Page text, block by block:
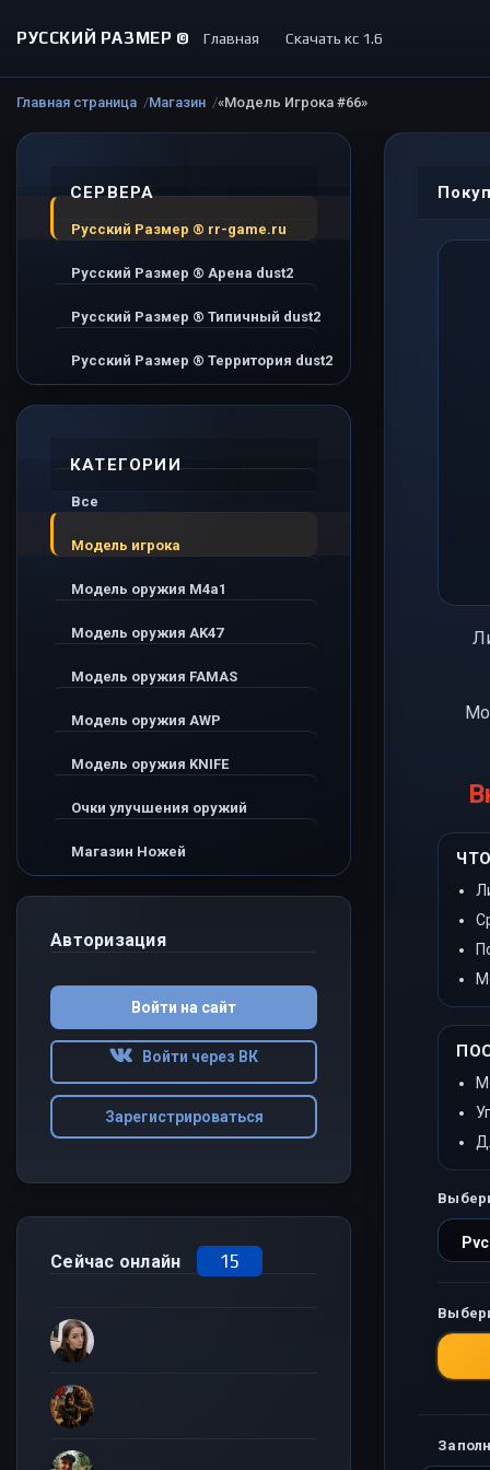
РУССКИЙ РАЗМЕР © Главная Скачать кс 1.6
Главная страница Магазин «Модель Игрока #66»
СЕРВЕРА
Русский Размер ® rr-game.ru
Русский Размер ® Арена dust2
Русский Размер ® Типичный dust2
Русский Размер ® Территория dust2
КАТЕГОРИИ
Все
Модель игрока
Модель оружия M4a1
Модель оружия AK47
Модель оружия FAMAS
Модель оружия AWP
Модель оружия KNIFE
Очки улучшения оружий
Магазин Ножей
Авторизация
Войти на сайт
Войти через ВК
Зарегистрироваться
Сейчас онлайн 15